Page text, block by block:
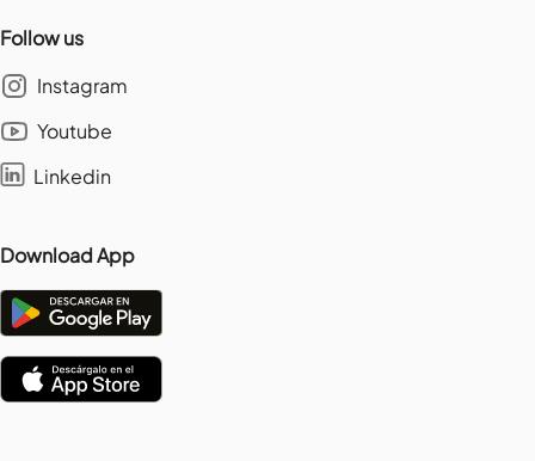
Follow us
Instagram
Youtube
Linkedin
Download App